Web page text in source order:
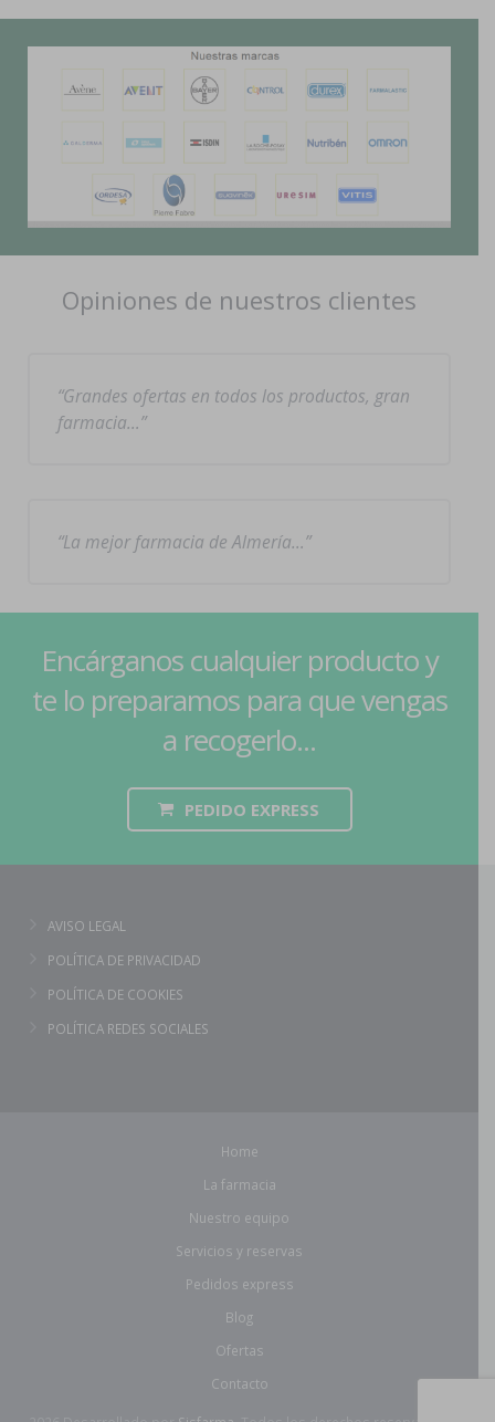
Opiniones de nuestros clientes
Grandes ofertas en todos los productos, gran
farmacia…
La mejor farmacia de Almería…
Encárganos cualquier producto y
te lo preparamos para que vengas
a recogerlo...
PEDIDO EXPRESS
AVISO LEGAL
POLÍTICA DE PRIVACIDAD
POLÍTICA DE COOKIES
POLÍTICA REDES SOCIALES
Home
La farmacia
Nuestro equipo
Servicios y reservas
Pedidos express
Blog
Ofertas
Contacto